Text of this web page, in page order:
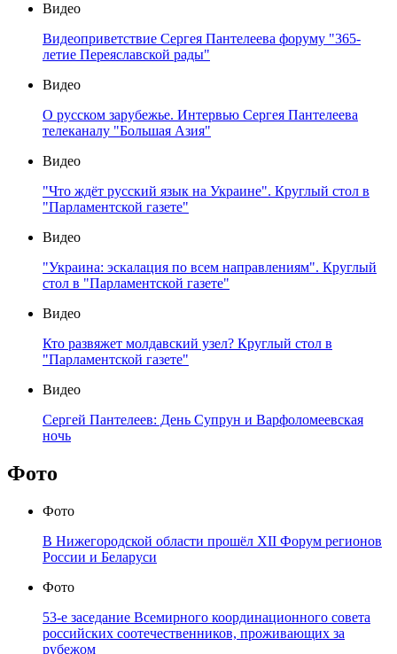
Видео
Видеоприветствие Сергея Пантелеева форуму "365-
летие Переяславской рады"
Видео
О русском зарубежье. Интервью Сергея Пантелеева
телеканалу "Большая Азия"
Видео
"Что ждёт русский язык на Украине". Круглый стол в
"Парламентской газете"
Видео
"Украина: эскалация по всем направлениям". Круглый
стол в "Парламентской газете"
Видео
Кто развяжет молдавский узел? Круглый стол в
"Парламентской газете"
Видео
Сергей Пантелеев: День Супрун и Варфоломеевская
ночь
Фото
Фото
В Нижегородской области прошёл XII Форум регионов
России и Беларуси
Фото
53-е заседание Всемирного координационного совета
российских соотечественников, проживающих за
рубежом